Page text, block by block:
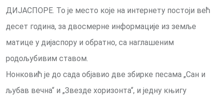
ДИЈАСПОРЕ. То је место које на интернету постоји већ
десет година, за двосмерне информације из земље
матице у дијаспору и обратно, са наглашеним
родољубивим ставом.
Нонковић је до сада објавио две збирке песама „Сан и
љубав вечна“ и „Звезде хоризонта“, и једну књигу